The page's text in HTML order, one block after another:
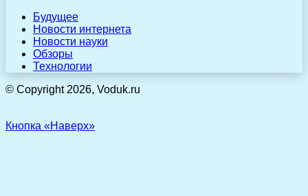
Будущее
Новости интернета
Новости науки
Обзоры
Технологии
© Copyright 2026, Voduk.ru
Кнопка «Наверх»